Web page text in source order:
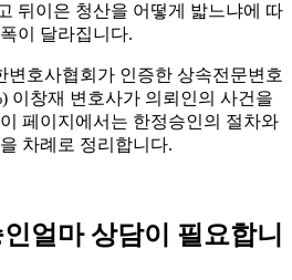
뒤이은 청산을 어떻게 밟느냐에 따
이 달라집니다.
변호사협회가 인증한 상속전문변호
이창재 변호사가 의뢰인의 사건을
페이지에서는 한정승인의 절차와
차례로 정리합니다.
얼마 상담이 필요합니